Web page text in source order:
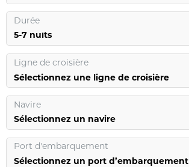
Durée
Ligne de croisière
Sélectionnez une ligne de croisière
Navire
Sélectionnez un navire
Port d'embarquement
Sélectionnez un port d’embarquement